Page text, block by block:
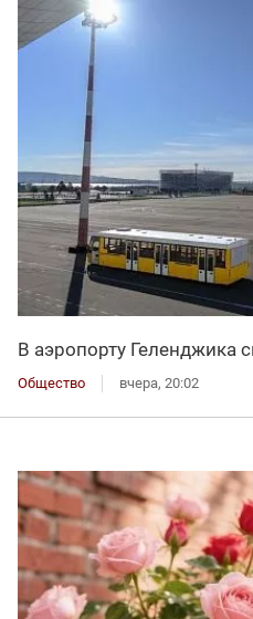
В аэропорту Геленджика
Общество вчера, 20:02